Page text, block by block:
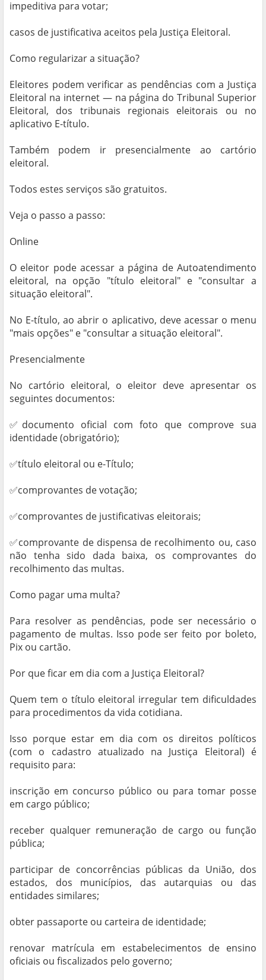
impeditiva para votar;
casos de justificativa aceitos pela Justiça Eleitoral.
Como regularizar a situação?
Eleitores podem verificar as pendências com a Justiça
Eleitoral na internet — na página do Tribunal Superior
Eleitoral, dos tribunais regionais eleitorais ou no
aplicativo E-título.
Também podem ir presencialmente ao cartório
eleitoral.
Todos estes serviços são gratuitos.
Veja o passo a passo:
Online
O eleitor pode acessar a página de Autoatendimento
eleitoral, na opção "título eleitoral" e "consultar a
situação eleitoral".
No E-título, ao abrir o aplicativo, deve acessar o menu
"mais opções" e "consultar a situação eleitoral".
Presencialmente
No cartório eleitoral, o eleitor deve apresentar os
seguintes documentos:
✅documento oficial com foto que comprove sua
identidade (obrigatório);
✅título eleitoral ou e-Título;
✅comprovantes de votação;
✅comprovantes de justificativas eleitorais;
✅comprovante de dispensa de recolhimento ou, caso
não tenha sido dada baixa, os comprovantes do
recolhimento das multas.
Como pagar uma multa?
Para resolver as pendências, pode ser necessário o
pagamento de multas. Isso pode ser feito por boleto,
Pix ou cartão.
Por que ficar em dia com a Justiça Eleitoral?
Quem tem o título eleitoral irregular tem dificuldades
para procedimentos da vida cotidiana.
Isso porque estar em dia com os direitos políticos
(com o cadastro atualizado na Justiça Eleitoral) é
requisito para:
inscrição em concurso público ou para tomar posse
em cargo público;
receber qualquer remuneração de cargo ou função
pública;
participar de concorrências públicas da União, dos
estados, dos municípios, das autarquias ou das
entidades similares;
obter passaporte ou carteira de identidade;
renovar matrícula em estabelecimentos de ensino
oficiais ou fiscalizados pelo governo;